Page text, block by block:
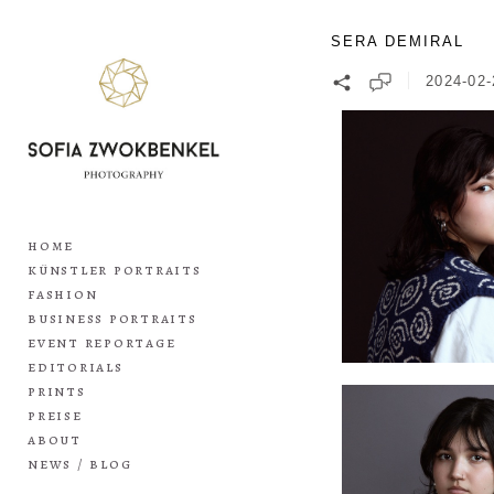
home
künstler portraits
fashion
business portraits
event reportage
editorials
prints
preise
about
news / blog
SERA DEMIRAL
2024-